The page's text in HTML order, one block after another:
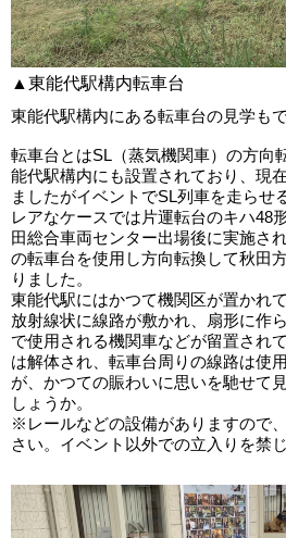
▲東能代駅構内転車台
東能代駅構内にある転車台の見学も
転車台とはSL（蒸気機関車）の方向
能代駅構内にも設置されており、現
ましたがイベントでSL列車を走らせ
レアなケースでは片運転台のキハ48
田総合車両センター出場後に実施さ
の転車台を使用し方向転換して秋田
りました。
東能代駅にはかつて機関区が置かれ
放射線状に線路が敷かれ、扇形に作
で使用される機関車などが留置され
は解体され、転車台周りの線路は使
が、かつての賑わいに思いを馳せて
しょうか。
※レールなどの設備がありますので
さい。イベント以外での立入りを禁じ